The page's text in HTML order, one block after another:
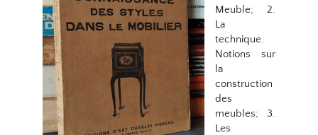
Meuble; 2.
La
technique.
Notions sur
la
construction
des
meubles; 3.
Les